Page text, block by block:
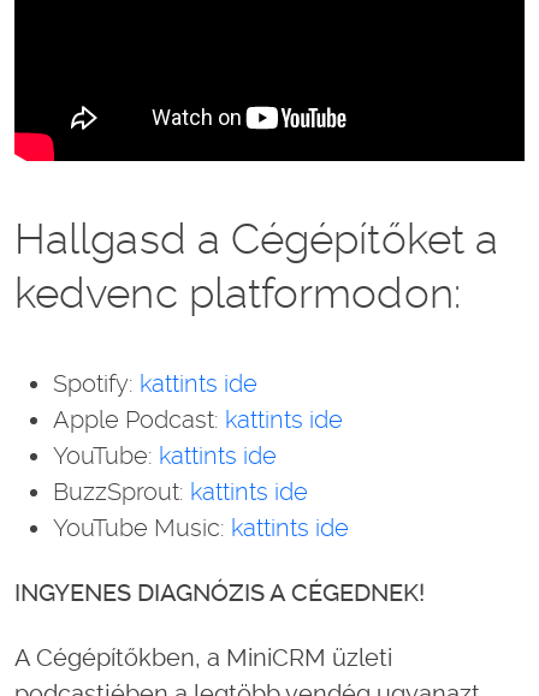
Hallgasd a Cégépítőket a
kedvenc platformodon:
Spotify: kattints ide
Apple Podcast: kattints ide
YouTube: kattints ide
BuzzSprout: kattints ide
YouTube Music: kattints ide
INGYENES DIAGNÓZIS A CÉGEDNEK!
A Cégépítőkben, a MiniCRM üzleti